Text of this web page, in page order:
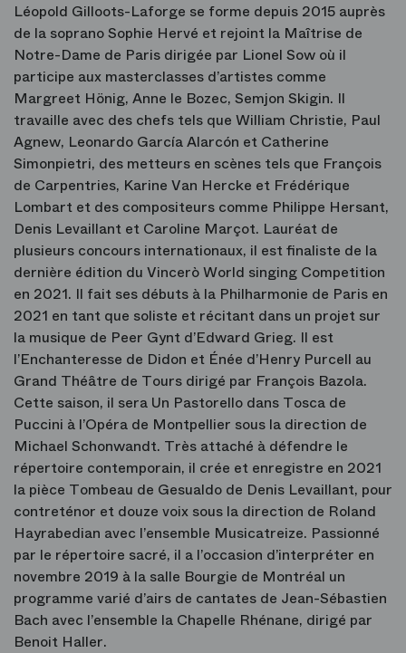
Léopold Gilloots-Laforge se forme depuis 2015 auprès
de la soprano Sophie Hervé et rejoint la Maîtrise de
Notre-Dame de Paris dirigée par Lionel Sow où il
participe aux masterclasses d’artistes comme
Margreet Hönig, Anne le Bozec, Semjon Skigin. Il
travaille avec des chefs tels que William Christie, Paul
Agnew, Leonardo García Alarcón et Catherine
Simonpietri, des metteurs en scènes tels que François
de Carpentries, Karine Van Hercke et Frédérique
Lombart et des compositeurs comme Philippe Hersant,
Denis Levaillant et Caroline Marçot. Lauréat de
plusieurs concours internationaux, il est finaliste de la
dernière édition du Vincerò World singing Competition
en 2021. Il fait ses débuts à la Philharmonie de Paris en
2021 en tant que soliste et récitant dans un projet sur
la musique de Peer Gynt d’Edward Grieg. Il est
l’Enchanteresse de Didon et Énée d’Henry Purcell au
Grand Théâtre de Tours dirigé par François Bazola.
Cette saison, il sera Un Pastorello dans Tosca de
Puccini à l’Opéra de Montpellier sous la direction de
Michael Schonwandt. Très attaché à défendre le
répertoire contemporain, il crée et enregistre en 2021
la pièce Tombeau de Gesualdo de Denis Levaillant, pour
contreténor et douze voix sous la direction de Roland
Hayrabedian avec l’ensemble Musicatreize. Passionné
par le répertoire sacré, il a l’occasion d’interpréter en
novembre 2019 à la salle Bourgie de Montréal un
programme varié d’airs de cantates de Jean-Sébastien
Bach avec l’ensemble la Chapelle Rhénane, dirigé par
Benoit Haller.